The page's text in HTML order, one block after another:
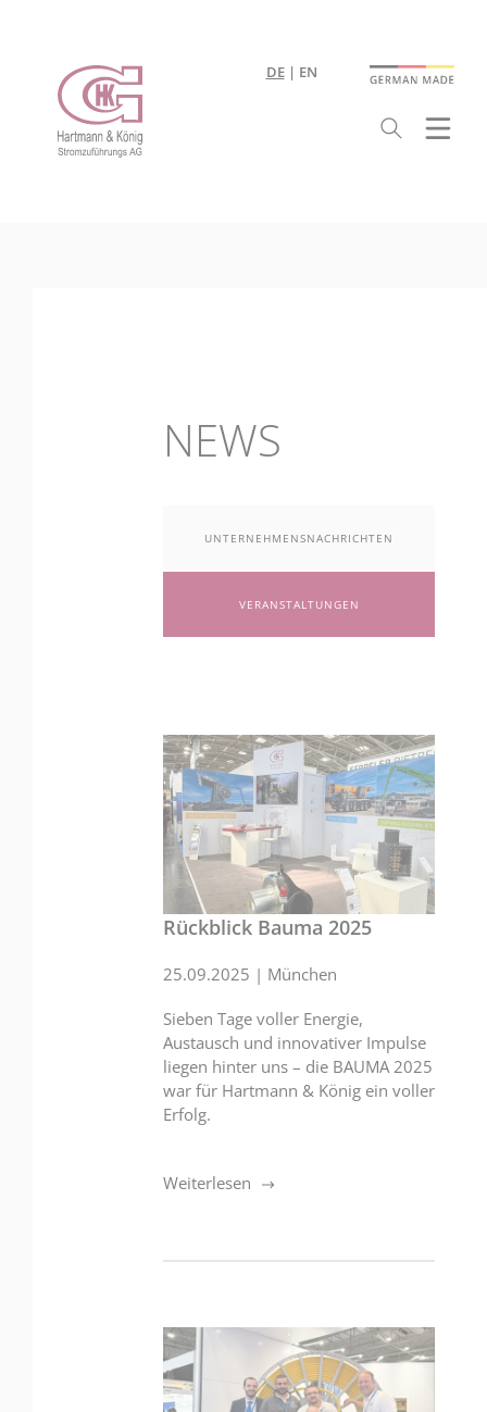
DE EN
NEWS
UNTERNEHMENSNACHRICHTEN
VERANSTALTUNGEN
Rückblick Bauma 2025
25.09.2025 | München
Sieben Tage voller Energie,
Austausch und innovativer Impulse
liegen hinter uns – die BAUMA 2025
war für Hartmann & König ein voller
Erfolg.
Weiterlesen